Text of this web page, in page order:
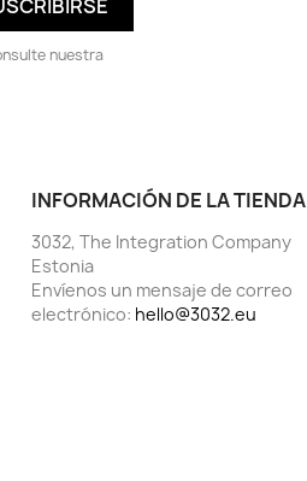
nuestra
INFORMACIÓN DE LA TIENDA
3032, The Integration Company
Estonia
Envíenos un mensaje de correo
electrónico: hello@3032.eu